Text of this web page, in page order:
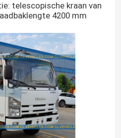
telescopische kraan van
4200 mm